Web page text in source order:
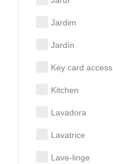
Jardim
Jardín
Key card access
Kitchen
Lavadora
Lavatrice
Lave-linge